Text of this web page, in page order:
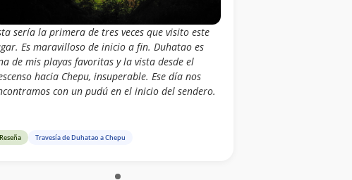
sería la primera de tres veces que visito este
Es maravilloso de inicio a fin. Duhatao es
de mis playas favoritas y la vista desde el
hacia Chepu, insuperable. Ese día nos
con un pudú en el inicio del sendero.
Reseña Travesía de Duhatao a Chepu